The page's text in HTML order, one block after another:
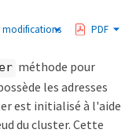
modifications PDF
méthode pour
les adresses
est initialisé à l'aide
du cluster. Cette